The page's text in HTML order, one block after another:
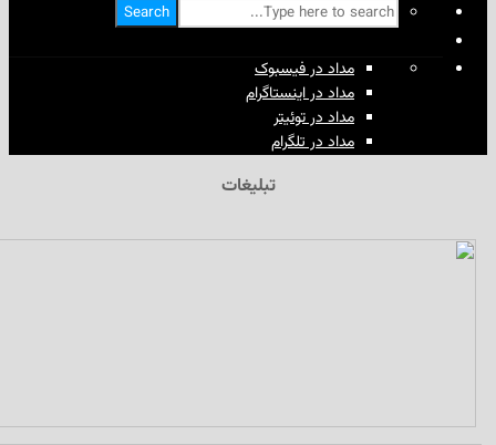
Search
مداد در فیسبوک
مداد در اینستاگرام
مداد در توئیتر
مداد در تلگرام